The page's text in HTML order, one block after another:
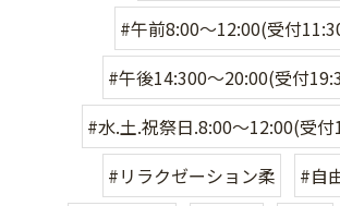
#午前8:00〜12:00(受付
#午後14:300〜20:00(受付
#水.土.祝祭日.8:00〜12:00(受
#リラクゼーション柔
#自